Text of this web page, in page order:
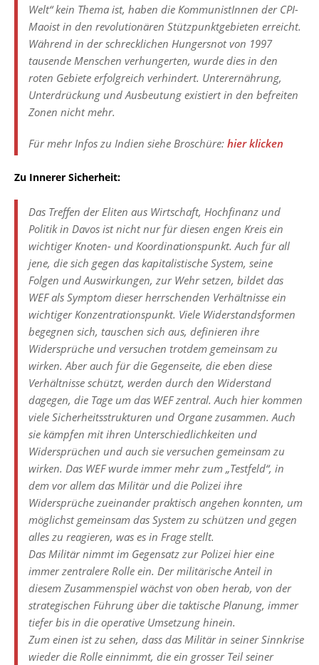
Welt“ kein Thema ist, haben die KommunistInnen der CPI-
Maoist in den revolutionären Stützpunktgebieten erreicht.
Während in der schrecklichen Hungersnot von 1997
tausende Menschen verhungerten, wurde dies in den
roten Gebiete erfolgreich verhindert. Unterernährung,
Unterdrückung und Ausbeutung existiert in den befreiten
Zonen nicht mehr.
Für mehr Infos zu Indien siehe Broschüre: hier klicken
Zu Innerer Sicherheit:
Das Treffen der Eliten aus Wirtschaft, Hochfinanz und
Politik in Davos ist nicht nur für diesen engen Kreis ein
wichtiger Knoten- und Koordinationspunkt. Auch für all
jene, die sich gegen das kapitalistische System, seine
Folgen und Auswirkungen, zur Wehr setzen, bildet das
WEF als Symptom dieser herrschenden Verhältnisse ein
wichtiger Konzentrationspunkt. Viele Widerstandsformen
begegnen sich, tauschen sich aus, definieren ihre
Widersprüche und versuchen trotdem gemeinsam zu
wirken. Aber auch für die Gegenseite, die eben diese
Verhältnisse schützt, werden durch den Widerstand
dagegen, die Tage um das WEF zentral. Auch hier kommen
viele Sicherheitsstrukturen und Organe zusammen. Auch
sie kämpfen mit ihren Unterschiedlichkeiten und
Widersprüchen und auch sie versuchen gemeinsam zu
wirken. Das WEF wurde immer mehr zum „Testfeld“, in
dem vor allem das Militär und die Polizei ihre
Widersprüche zueinander praktisch angehen konnten, um
möglichst gemeinsam das System zu schützen und gegen
alles zu reagieren, was es in Frage stellt.
Das Militär nimmt im Gegensatz zur Polizei hier eine
immer zentralere Rolle ein. Der militärische Anteil in
diesem Zusammenspiel wächst von oben herab, von der
strategischen Führung über die taktische Planung, immer
tiefer bis in die operative Umsetzung hinein.
Zum einen ist zu sehen, dass das Militär in seiner Sinnkrise
wieder die Rolle einnimmt, die ein grosser Teil seiner